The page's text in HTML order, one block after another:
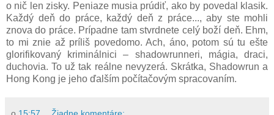
o nič len zisky. Peniaze musia prúdiť, ako by povedal klasik.
Každý deň do práce, každý deň z práce..., aby ste mohli
znova do práce. Prípadne tam stvrdnete celý boží deň. Ehm,
to mi znie až príliš povedomo. Ach, áno, potom sú tu ešte
glorifikovaný kriminálnici – shadowrunneri, mágia, draci,
duchovia. To už tak reálne nevyzerá. Skrátka, Shadowrun a
Hong Kong je jeho ďalším počítačovým spracovaním.